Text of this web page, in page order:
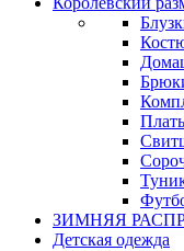
ЗИМНЯЯ
Детская одежда